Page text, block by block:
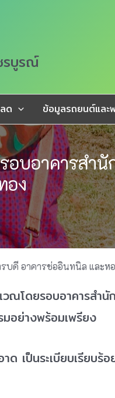
รบูรณ์
ด ข้อมูลรถยนต์และ
อบอาคารสำ
อง
บดี อาคารช่ออินทนิล และห
โดยรอบอาคารสำนั
อย่างพร้อมเพรียง
เป็นระเบียบเรียบร้